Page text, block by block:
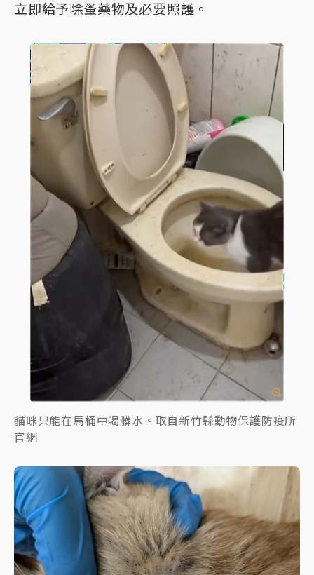
立即給予除蚤藥物及必要照護。
貓咪只能在馬桶中喝髒水。取自新竹縣動物保護防疫所
官網